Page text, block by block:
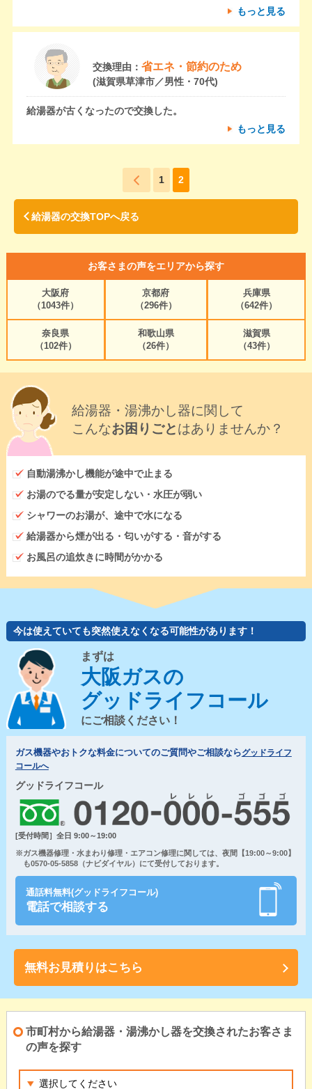
もっと見る
交換理由： 省エネ・節約のため
(滋賀県草津市／男性・70代)
給湯器が古くなったので交換した。
もっと見る
1 2
給湯器の交換TOPへ戻る
お客さまの声をエリアから探す
大阪府
（1043件）
京都府
（296件）
兵庫県
（642件）
奈良県
（102件）
和歌山県
（26件）
滋賀県
（43件）
給湯器・湯沸かし器に関して
こんなお困りごとはありませんか？
自動湯沸かし機能が途中で止まる
お湯のでる量が安定しない・水圧が弱い
シャワーのお湯が、途中で水になる
給湯器から煙が出る・匂いがする・音がする
お風呂の追炊きに時間がかかる
今は使えていても突然使えなくなる可能性があります！
まずは
大阪ガスの
グッドライフコール
にご相談ください！
ガス機器やおトクな料金についてのご質問やご相談ならグッドライフ
コールへ
グッドライフコール
[受付時間］全日 9:00～19:00
※ガス機器修理・水まわり修理・エアコン修理に関しては、夜間【19:00～9:00】
も0570-05-5858（ナビダイヤル）にて受付しております。
通話料無料(グッドライフコール)
電話で相談する
無料お見積りはこちら
市町村から給湯器・湯沸かし器を交換されたお客さま
の声を探す